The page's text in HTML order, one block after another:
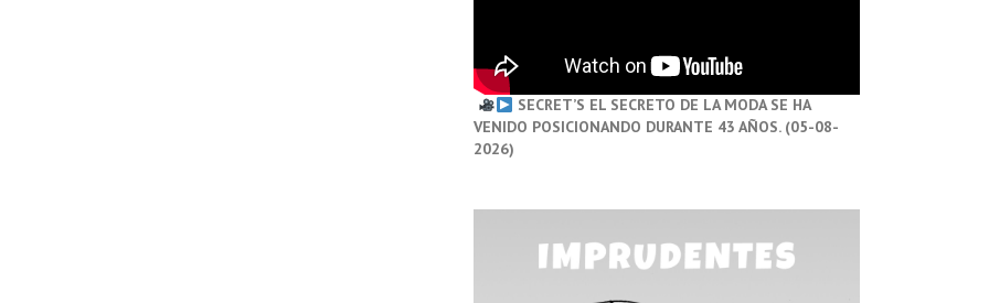
SECRET’S EL SECRETO DE LA MODA SE HA
VENIDO POSICIONANDO DURANTE 43 AÑOS. (05-08-
2026)